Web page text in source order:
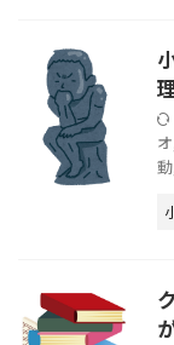
オ
動